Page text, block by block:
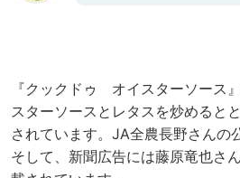
『クックドゥ オイスターソース
スターソースとレタスを炒めると
されています。JA全農長野さんの
そして、新聞広告には藤原竜也さ